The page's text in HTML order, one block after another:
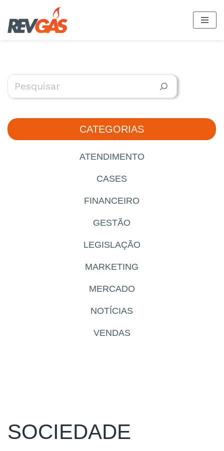
Pular
CATEGORIAS
ATENDIMENTO
CASES
FINANCEIRO
GESTÃO
LEGISLAÇÃO
MARKETING
MERCADO
NOTÍCIAS
VENDAS
SOCIEDADE